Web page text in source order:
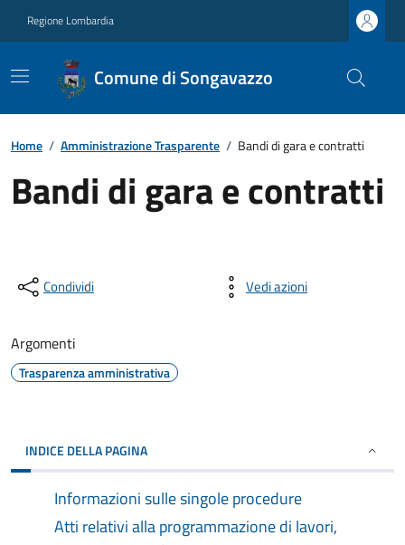
Regione Lombardia
Comune di Songavazzo
Home / Amministrazione Trasparente / Bandi di gara e contratti
Bandi di gara e contratti
Condividi Vedi azioni
Argomenti
Trasparenza amministrativa
INDICE DELLA PAGINA
Informazioni sulle singole procedure
Atti relativi alla programmazione di lavori,